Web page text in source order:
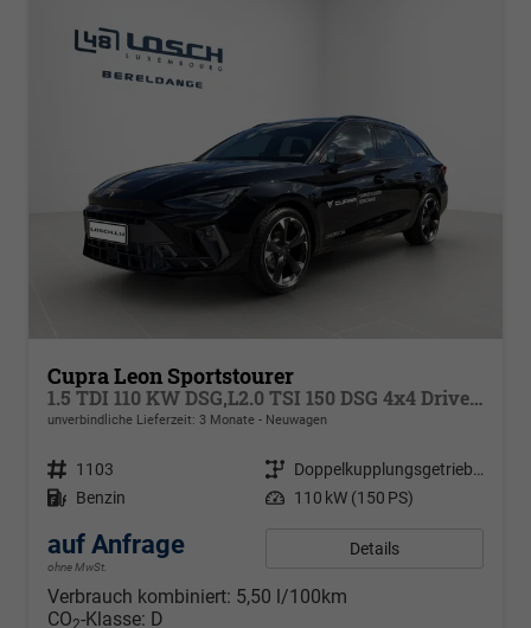
Cupra Leon Sportstourer
1.5 TDI 110 KW DSG,L2.0 TSI 150 DSG 4x4 Drive, Virtual Pedal für Heckklappe, MATRIX ULTRA, Park Assist, dynamische Blinkleuchten, Navigation, ,Pack Safe Drive XL, Winterpaket, Klimaautomatik 3 Z., 18 Zoll Alufelgen Garbi, Edge Paket
unverbindliche Lieferzeit: 3 Monate Neuwagen
Fahrzeugnr. 1103 Getriebe
Doppelkupplungsgetriebe (DSG)
Kraftstoff Benzin Leistung 110 kW (150 PS)
auf Anfrage
ohne MwSt.
Details
Verbrauch kombiniert: 5,50 l/100km
CO2-Klasse: D